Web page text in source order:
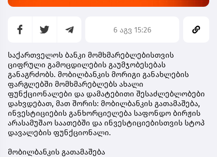
6 აგვ 15:26
საქართველოს ბანკი მომხმარებლებისთვის
ციფრული გამოცდილების გაუმჯობესებას
განაგრძობს. მობილბანკის მორიგი განახლების
ფარგლებში მომხმარებლებს ახალი
ფუნქციონალები და დამატებითი შესაძლებლობები
დახვდებათ, მათ შორის: მობილბანკის გათამაშება,
ინვესტიციების განხორციელება საფონდო ბირჟის
არასამუშაო საათებში და ინვესტიციებისთვის სტოპ
დავალების ფუნქციონალი.
მობილბანკის გათამაშება